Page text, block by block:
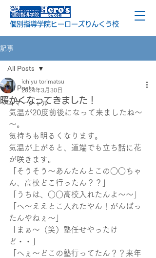
個別指導学院ヒーローズりんくう校
記事
All Posts
コマーシャル
All Posts
暖かくなってきました！
ichiyu torimatsu
2024年3月30日
気温が20度前後になって来ましたね～
～。
気持ちも明るくなります。
気温が上がると、道端でも立ち話に花
が咲きます。
「そうそう～あんたんとこの○○ちゃ
ん、高校どこ行ったん？？」
「うちは、○○高校入れたんよ～～」
「へ～ええとこ入れたやん！がんばっ
たんやねぇ～」
「まぁ～（笑）塾任せやったけ
ど・・」
「へぇ～どこの塾行ってたん？？来年